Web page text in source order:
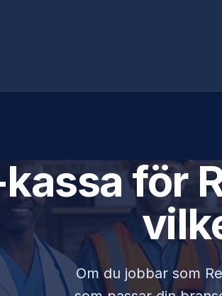
för
Om du jobbar som